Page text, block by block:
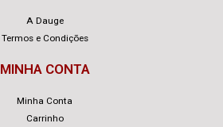
A Dauge
Termos e Condições
MINHA CONTA
Minha Conta
Carrinho